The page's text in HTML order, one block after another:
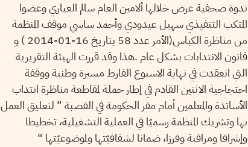
ندوة صحفية عرض خلالها ألامين العام سالم العياري وعضوا
المتكب التنفيذي سهيل عيدودي وأحمد ساسي موقف المنظمة
من مناظرة الكباس(الأمر عدد 58 بتاريخ 16-01-2014 ) و
قانون الانتدابات بشكل عام .هذا وقد قررت الهيئة التقريرية
التي انعقدت في نهاية الاسبوع الفارط مسيرة وطنية ووقفة
احتجاجية الاثنين القادم في إطار حملة لمقاطعة مناظرة انتداب
الأساتذة والمعلمين أمام مقر الحكومة في القصبة ” لتعليق العمل
بها وتشريك المنظمة رسميّا في العملية التشغيلية، تخطيطا
وإشرافا ومراقبة وفرزا، ضمانا لشفافيّتها ولموضوعيّتها “